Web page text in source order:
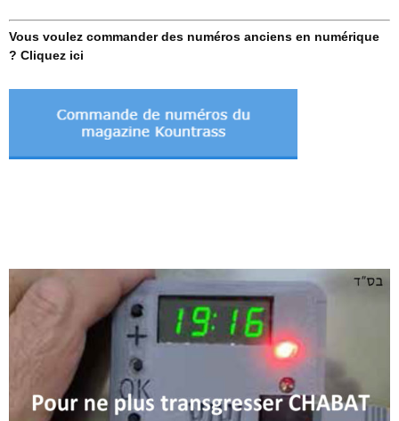
Vous voulez commander des numéros anciens en numérique
? Cliquez ici